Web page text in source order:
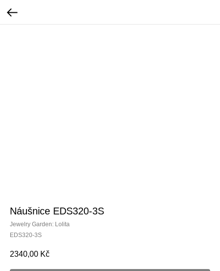
Náušnice EDS320-3S
Jewelry Garden: Lolita
EDS320-3S
2340,00 Kč